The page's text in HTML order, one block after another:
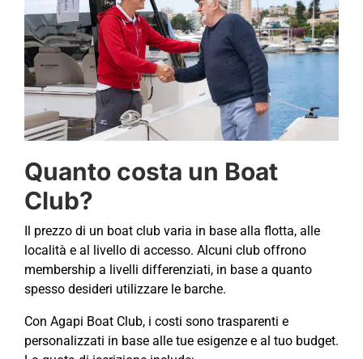
Quanto costa un Boat
Club?
Il prezzo di un boat club varia in base alla flotta, alle
località e al livello di accesso. Alcuni club offrono
membership a livelli differenziati, in base a quanto
spesso desideri utilizzare le barche.
Con Agapi Boat Club, i costi sono trasparenti e
personalizzati in base alle tue esigenze e al tuo budget.